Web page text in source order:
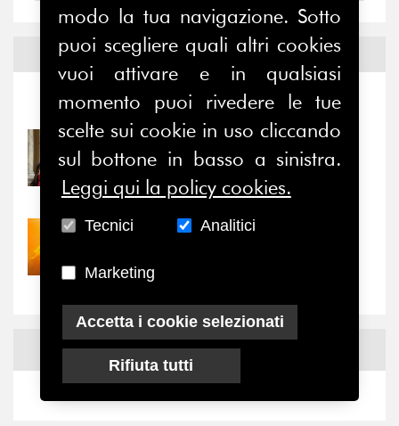
Notizie edEventi
Notizie -Eventi
Prima della pausa estiva,
il valore di...
30/07/2026
“grande cecità”: la...
NewsFacebook
modo la tua navigazione. Sotto
puoi scegliere quali altri cookies
vuoi attivare e in qualsiasi
momento puoi rivedere le tue
scelte sui cookie in uso cliccando
sul bottone in basso a sinistra.
Leggi qui la policy cookies.
Tecnici Analitici
Marketing
Accetta i cookie selezionati
Rifiuta tutti